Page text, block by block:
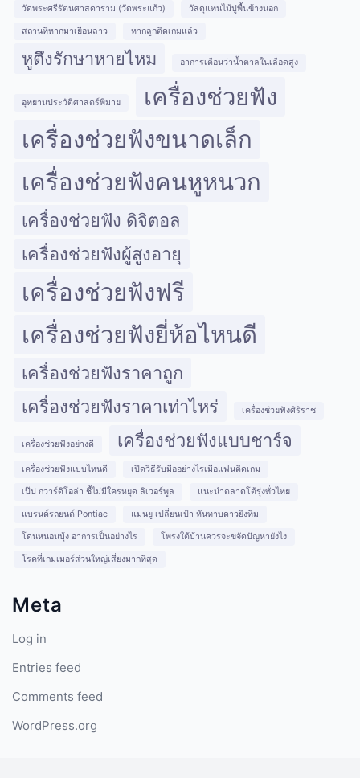
วัดพระศรีรัตนศาสดาราม (วัดพระแก้ว) วัสดุแทนไม้ปูพื้นข้างนอก
สถานที่หากมาเยือนลาว หากลูกติดเกมแล้ว
หูตึงรักษาหายไหม อาการเตือนว่าน้ำตาลในเลือดสูง
อุทยานประวัติศาสตร์พิมาย
เครื่องช่วยฟัง
เครื่องช่วยฟังขนาดเล็ก
เครื่องช่วยฟังคนหูหนวก
เครื่องช่วยฟัง ดิจิตอล
เครื่องช่วยฟังผู้สูงอายุ
เครื่องช่วยฟังฟรี
เครื่องช่วยฟังยี่ห้อไหนดี
เครื่องช่วยฟังราคาถูก
เครื่องช่วยฟังราคาเท่าไหร่
เครื่องช่วยฟังศิริราช
เครื่องช่วยฟังอย่างดี เครื่องช่วยฟังแบบชาร์จ
เครื่องช่วยฟังแบบไหนดี เปิดวิธีรับมืออย่างไรเมื่อแฟนติดเกม
เป๊ป กวาร์ดิโอล่า ชี้ไม่มีใครหยุด ลิเวอร์พูล แนะนำตลาดโต้รุ่งทั่วไทย
แบรนด์รถยนต์ Pontiac แมนยู เปลี่ยนเป้า หันทาบดาวยิงทีม
โดนหนอนบุ้ง อาการเป็นอย่างไร โพรงใต้บ้านควรจะขจัดปัญหายังไง
โรคที่เกมเมอร์ส่วนใหญ่เสี่ยงมากที่สุด
Meta
Log in
Entries feed
Comments feed
WordPress.org